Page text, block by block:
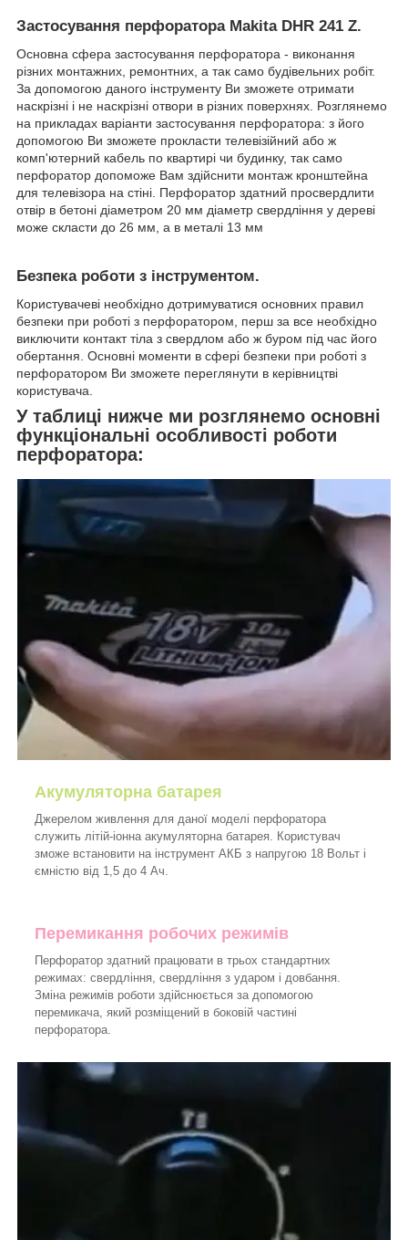
Застосування перфоратора Makita DHR 241 Z.
Основна сфера застосування перфоратора - виконання
різних монтажних, ремонтних, а так само будівельних робіт.
За допомогою даного інструменту Ви зможете отримати
наскрізні і не наскрізні отвори в різних поверхнях. Розглянемо
на прикладах варіанти застосування перфоратора: з його
допомогою Ви зможете прокласти телевізійний або ж
комп'ютерний кабель по квартирі чи будинку, так само
перфоратор допоможе Вам здійснити монтаж кронштейна
для телевізора на стіні. Перфоратор здатний просвердлити
отвір в бетоні діаметром 20 мм діаметр свердління у дереві
може скласти до 26 мм, а в металі 13 мм
Безпека роботи з інструментом.
Користувачеві необхідно дотримуватися основних правил
безпеки при роботі з перфоратором, перш за все необхідно
виключити контакт тіла з свердлом або ж буром під час його
обертання. Основні моменти в сфері безпеки при роботі з
перфоратором Ви зможете переглянути в керівництві
користувача.
У таблиці нижче ми розглянемо основні
функціональні особливості роботи
перфоратора:
Акумуляторна батарея
Джерелом живлення для даної моделі перфоратора
служить літій-іонна акумуляторна батарея. Користувач
зможе встановити на інструмент АКБ з напругою 18 Вольт і
ємністю від 1,5 до 4 Ач.
Перемикання робочих режимів
Перфоратор здатний працювати в трьох стандартних
режимах: свердління, свердління з ударом і довбання.
Зміна режимів роботи здійснюється за допомогою
перемикача, який розміщений в боковій частині
перфоратора.